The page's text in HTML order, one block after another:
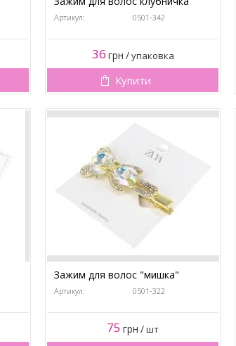
Артикул: 0501-342
36 грн /упаковка
Купити
Зажим для волос "мишка"
Артикул: 0501-322
75 грн /шт